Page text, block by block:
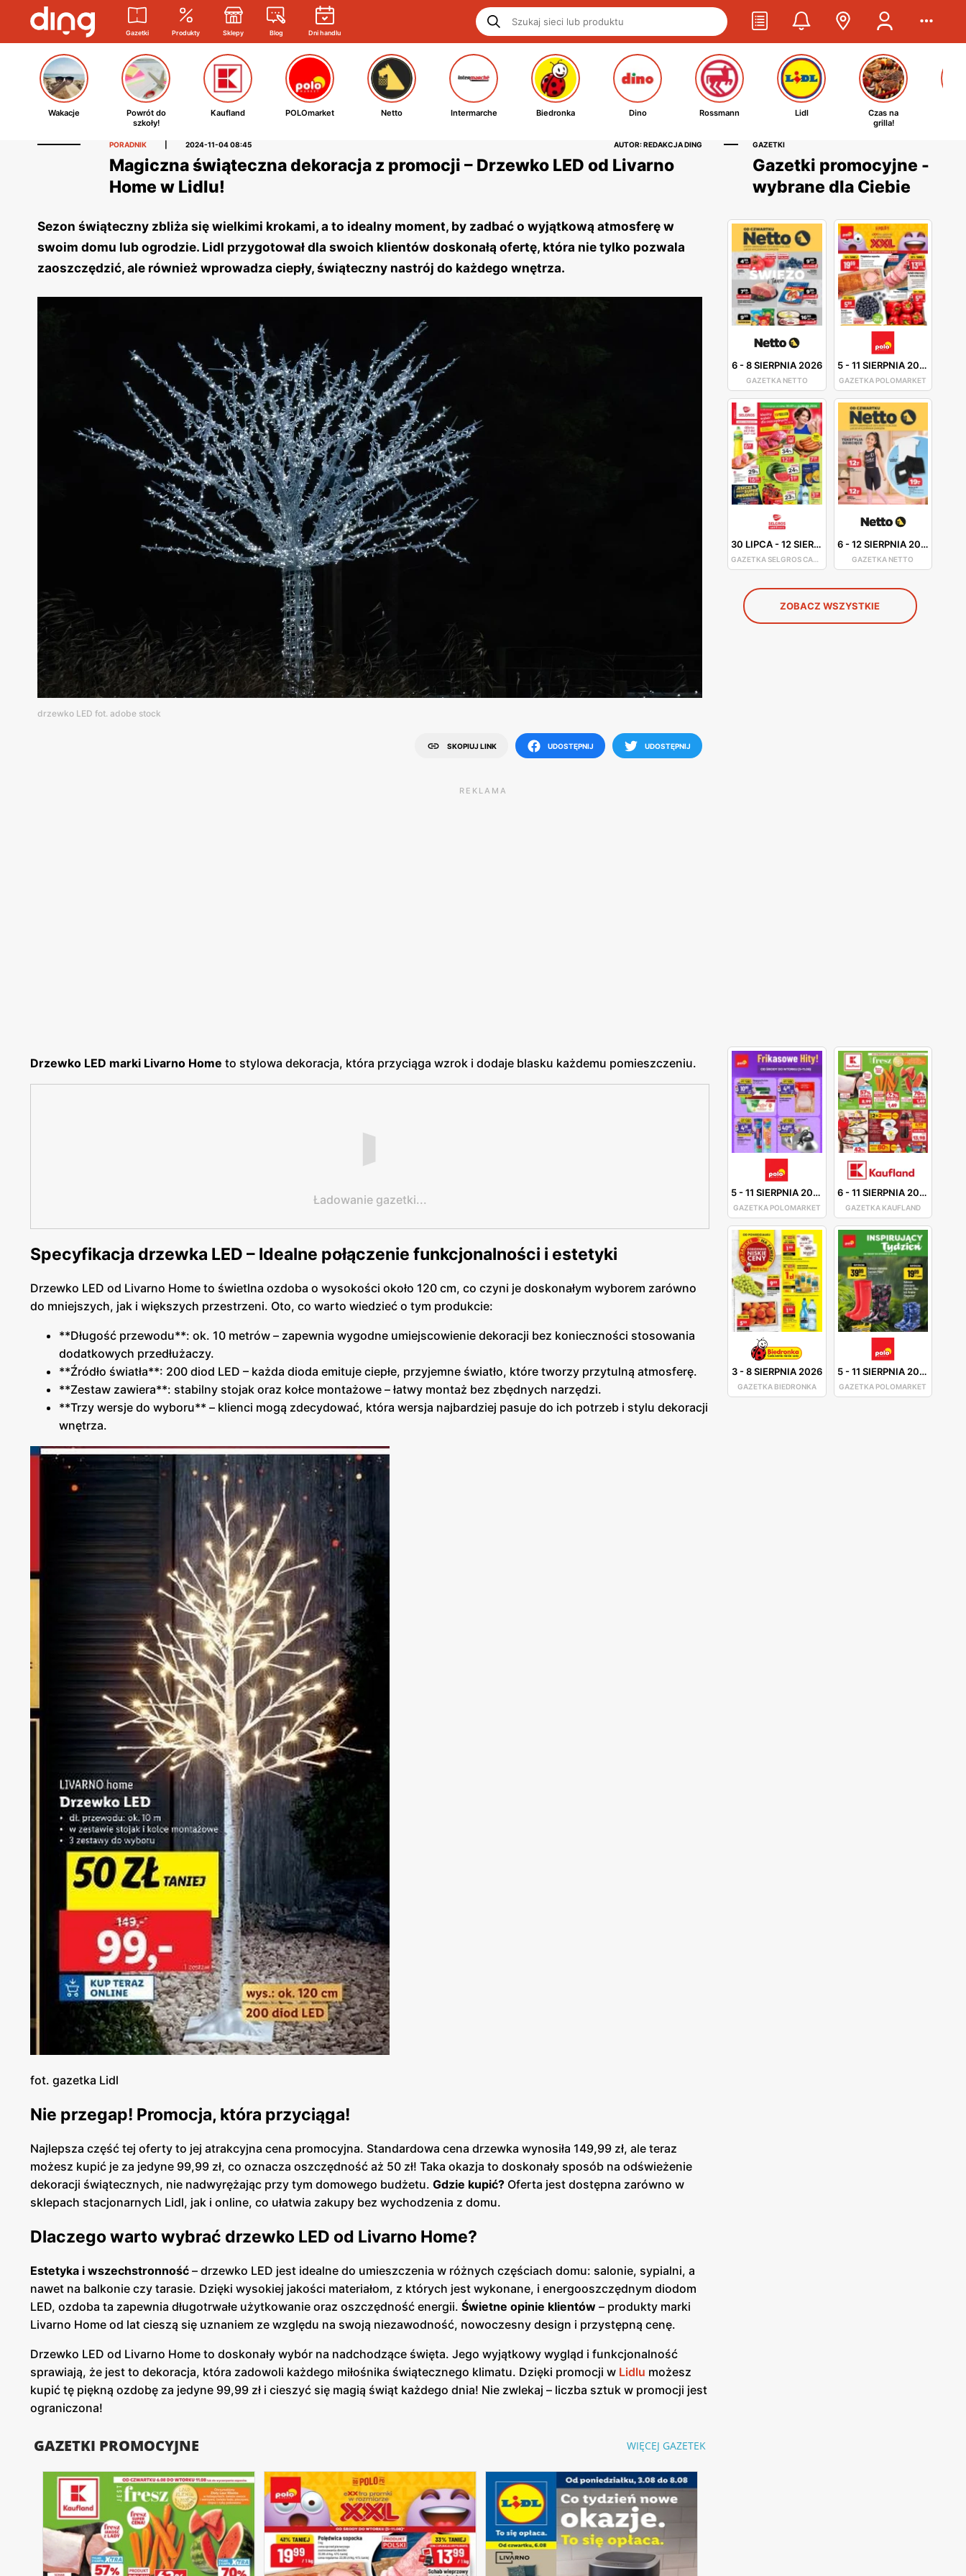
Gazetki Produkty Sklepy Blog Dni handlu
Wakacje
Powrót do
szkoły!
Kaufland POLOmarket Netto Intermarche Biedronka Dino Rossmann Lidl
Czas na
grilla!
PORADNIK 2024-11-04 08:45 AUTOR: REDAKCJA DING
Magiczna świąteczna dekoracja z promocji – Drzewko LED od Livarno
Home w Lidlu!
Sezon świąteczny zbliża się wielkimi krokami, a to idealny moment, by zadbać o wyjątkową atmosferę w
swoim domu lub ogrodzie. Lidl przygotował dla swoich klientów doskonałą ofertę, która nie tylko pozwala
zaoszczędzić, ale również wprowadza ciepły, świąteczny nastrój do każdego wnętrza.
drzewko LED fot. adobe stock
SKOPIUJ LINK UDOSTĘPNIJ UDOSTĘPNIJ
GAZETKI
Gazetki promocyjne -
wybrane dla Ciebie
6-8 SIERPNIA 2026
GAZETKA NETTO
5-11 SIERPNIA 2026
GAZETKA POLOMARKET
30 LIPCA-12 SIERPNIA 2026
GAZETKA SELGROS CASH&CARRY
6-12 SIERPNIA 2026
GAZETKA NETTO
ZOBACZ WSZYSTKIE
5-11 SIERPNIA 2026
GAZETKA POLOMARKET
6-11 SIERPNIA 2026
GAZETKA KAUFLAND
3-8 SIERPNIA 2026
GAZETKA BIEDRONKA
5-11 SIERPNIA 2026
GAZETKA POLOMARKET
REKLAMA
Drzewko LED marki Livarno Home to stylowa dekoracja, która przyciąga wzrok i dodaje blasku każdemu pomieszczeniu.
Ładowanie gazetki...
Specyfikacja drzewka LED – Idealne połączenie funkcjonalności i estetyki
Drzewko LED od Livarno Home to świetlna ozdoba o wysokości około 120 cm, co czyni je doskonałym wyborem zarówno
do mniejszych, jak i większych przestrzeni. Oto, co warto wiedzieć o tym produkcie:
**Długość przewodu**: ok. 10 metrów – zapewnia wygodne umiejscowienie dekoracji bez konieczności stosowania
dodatkowych przedłużaczy.
**Źródło światła**: 200 diod LED – każda dioda emituje ciepłe, przyjemne światło, które tworzy przytulną atmosferę.
**Zestaw zawiera**: stabilny stojak oraz kołce montażowe – łatwy montaż bez zbędnych narzędzi.
**Trzy wersje do wyboru** – klienci mogą zdecydować, która wersja najbardziej pasuje do ich potrzeb i stylu dekoracji
wnętrza.
fot. gazetka Lidl
Nie przegap! Promocja, która przyciąga!
Najlepsza część tej oferty to jej atrakcyjna cena promocyjna. Standardowa cena drzewka wynosiła 149,99 zł, ale teraz
możesz kupić je za jedyne 99,99 zł, co oznacza oszczędność aż 50 zł! Taka okazja to doskonały sposób na odświeżenie
dekoracji świątecznych, nie nadwyrężając przy tym domowego budżetu. Gdzie kupić? Oferta jest dostępna zarówno w
sklepach stacjonarnych Lidl, jak i online, co ułatwia zakupy bez wychodzenia z domu.
Dlaczego warto wybrać drzewko LED od Livarno Home?
Estetyka i wszechstronność – drzewko LED jest idealne do umieszczenia w różnych częściach domu: salonie, sypialni, a
nawet na balkonie czy tarasie. Dzięki wysokiej jakości materiałom, z których jest wykonane, i energooszczędnym diodom
LED, ozdoba ta zapewnia długotrwałe użytkowanie oraz oszczędność energii. Świetne opinie klientów – produkty marki
Livarno Home od lat cieszą się uznaniem ze względu na swoją niezawodność, nowoczesny design i przystępną cenę.
Drzewko LED od Livarno Home to doskonały wybór na nadchodzące święta. Jego wyjątkowy wygląd i funkcjonalność
sprawiają, że jest to dekoracja, która zadowoli każdego miłośnika świątecznego klimatu. Dzięki promocji w Lidlu możesz
kupić tę piękną ozdobę za jedyne 99,99 zł i cieszyć się magią świąt każdego dnia! Nie zwlekaj – liczba sztuk w promocji jest
ograniczona!